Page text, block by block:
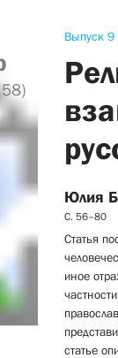
Выпуск 9
Юлия
С. 56–80
Статья
иное
статье